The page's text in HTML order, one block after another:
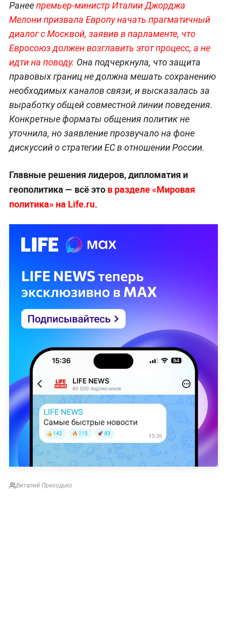
Ранеепремьер-министр Италии Джорджа
Мелони призвала Европу начать прагматичный
диалог с Москвой, заявив в парламенте, что
Евросоюз должен возглавить этот процесс, а не
идти на поводу. Она подчеркнула, что защита
правовых границ не должна мешать сохранению
необходимых каналов связи, и высказалась за
выработку общей совместной линии поведения.
Конкретные форматы общения политик не
уточнила, но заявление прозвучало на фоне
дискуссий о стратегии ЕС в отношении России.
Главные решения лидеров, дипломатия и
геополитика — всё это в разделе «Мировая
политика» на Life.ru.
Виталий Приходько